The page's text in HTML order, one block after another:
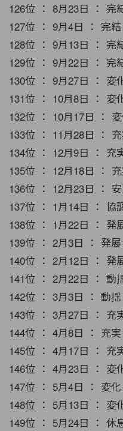
126位 ： 8月23日 ： 完
127位 ： 9月4日 ： 完
128位 ： 9月13日 ： 完
129位 ： 9月22日 ： 完
130位 ： 9月27日 ： 変
131位 ： 10月8日 ： 変
132位 ： 10月17日 ：
133位 ： 11月28日 ：
134位 ： 12月9日 ： 充
135位 ： 12月18日 ：
136位 ： 12月23日 ：
137位 ： 1月14日 ： 協
138位 ： 1月22日 ： 発
139位 ： 2月3日 ： 発
140位 ： 2月12日 ： 発
141位 ： 2月22日 ： 動
142位 ： 3月3日 ： 動
143位 ： 3月27日 ： 充
144位 ： 4月8日 ： 充
145位 ： 4月17日 ： 充
146位 ： 4月23日 ： 変
147位 ： 5月4日 ： 変
148位 ： 5月13日 ： 変
149位 ： 5月24日 ： 休